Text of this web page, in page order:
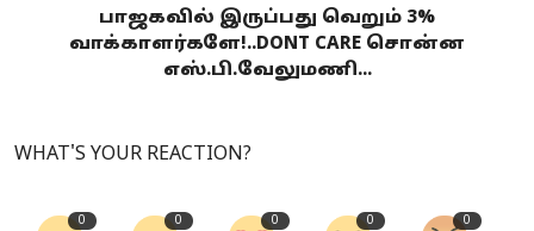
பாஜகவில் இருப்பது வெறும் 3%
வாக்காளர்களே!..DONT CARE சொன்ன
எஸ்.பி.வேலுமணி...
WHAT'S YOUR REACTION?
0 0 0 0 0